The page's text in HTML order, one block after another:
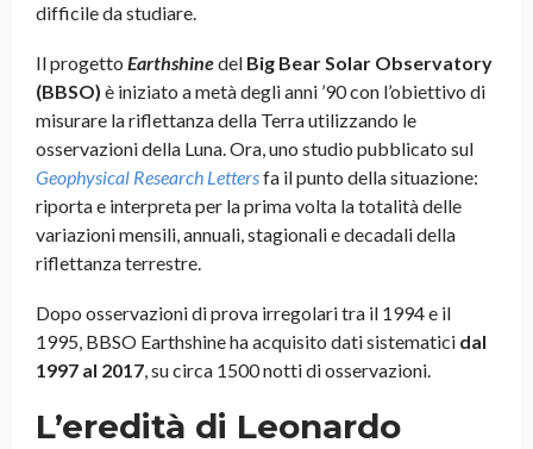
difficile da studiare.
Il progetto Earthshinedel Big Bear Solar Observatory
(BBSO) è iniziato a metà degli anni ’90 con l’obiettivo di
misurare la riflettanza della Terra utilizzando le
osservazioni della Luna. Ora, uno studio pubblicato sul
Geophysical Research Lettersfa il punto della situazione:
riporta e interpreta per la prima volta la totalità delle
variazioni mensili, annuali, stagionali e decadali della
riflettanza terrestre.
Dopo osservazioni di prova irregolari tra il 1994 e il
1995, BBSO Earthshine ha acquisito dati sistematici dal
1997 al 2017, su circa 1500 notti di osservazioni.
L’eredità di Leonardo